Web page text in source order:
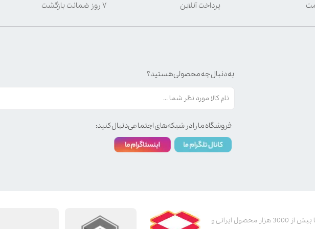
پت استور به عنوان یکی از قدیمی‌ترین پت شاپ های اینترنتی با بیش از 3000 هزار محصول ایرانی و
پرداخت آنلاین ۷ روز ضمانت بازگشت
به دنبال چه محصولی هستید؟
فروشگاه ما را در شبکه‌های اجتماعی دنبال کنید: